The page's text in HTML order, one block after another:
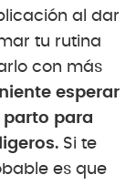
al dar
tu rutina
con más
esperar
parto para
Si te
es que